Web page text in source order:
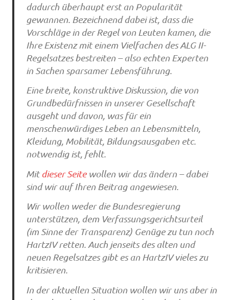
dadurch überhaupt erst an Popularität
gewannen. Bezeichnend dabei ist, dass die
Vorschläge in der Regel von Leuten kamen, die
Ihre Existenz mit einem Vielfachen des ALG II-
Regelsatzes bestreiten – also echten Experten
in Sachen sparsamer Lebensführung.
Eine breite, konstruktive Diskussion, die von
Grundbedürfnissen in unserer Gesellschaft
ausgeht und davon, was für ein
menschenwürdiges Leben an Lebensmitteln,
Kleidung, Mobilität, Bildungsausgaben etc.
notwendig ist, fehlt.
Mitdieser Seitewollen wir das ändern – dabei
sind wir auf Ihren Beitrag angewiesen.
Wir wollen weder die Bundesregierung
unterstützen, dem Verfassungsgerichtsurteil
(im Sinne der Transparenz) Genüge zu tun noch
HartzIV retten. Auch jenseits des alten und
neuen Regelsatzes gibt es an HartzIV vieles zu
kritisieren.
In der aktuellen Situation wollen wir uns aber in